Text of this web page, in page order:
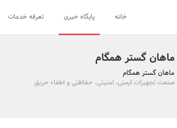
رسمی
اخبار
تایید
خانه پایگاه خبری تعرفه خدمات
ماهان گستر همگام
ماهان گستر همگام
صنعت تجهیزات ایمنی، امنیتی، حفاظتی و اطفاء حریق